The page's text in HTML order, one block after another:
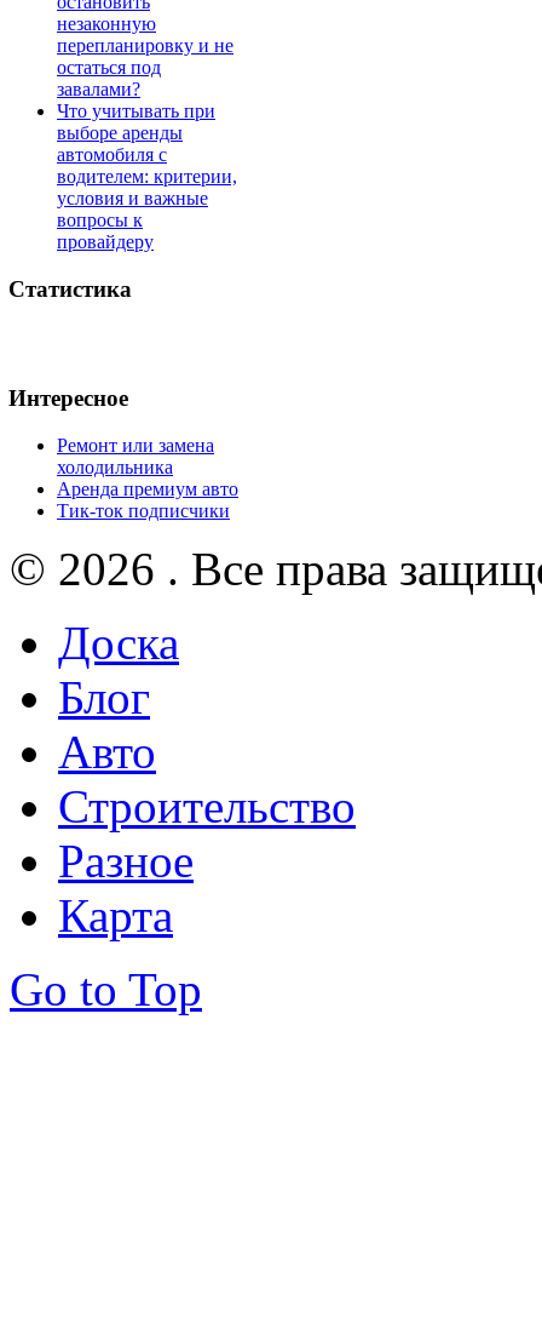
незаконную
перепланировку и не
остаться под
завалами?
Что учитывать при
выборе аренды
автомобиля с
водителем: критерии,
условия и важные
вопросы к
провайдеру
Статистика
Интересное
Ремонт или замена
холодильника
Аренда премиум авто
Тик-ток подписчики
© 2026 . Все права
Доска
Блог
Авто
Строительство
Разное
Карта
Go to Top